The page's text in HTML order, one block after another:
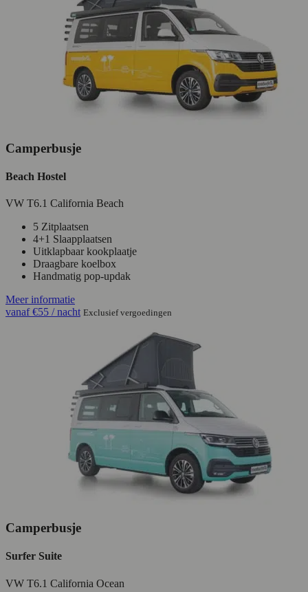
Camperbusje
Beach Hostel
VW T6.1 California Beach
5 Zitplaatsen
4+1 Slaapplaatsen
Uitklapbaar kookplaatje
Draagbare koelbox
Handmatig pop-updak
Meer informatie
vanaf€55 / nacht Exclusief vergoedingen
Camperbusje
Surfer Suite
VW T6.1 California Ocean